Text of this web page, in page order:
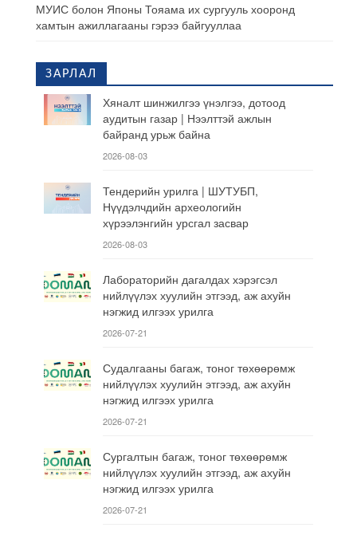
МУИС болон Японы Тояама их сургууль хооронд
хамтын ажиллагааны гэрээ байгууллаа
ЗАРЛАЛ
Хяналт шинжилгээ үнэлгээ, дотоод
аудитын газар | Нээлттэй ажлын
байранд урьж байна
2026-08-03
Тендерийн урилга | ШУТУБП,
Нүүдэлчдийн археологийн
хүрээлэнгийн урсгал засвар
2026-08-03
Лабораторийн дагалдах хэрэгсэл
нийлүүлэх хуулийн этгээд, аж ахуйн
нэгжид илгээх урилга
2026-07-21
Судалгааны багаж, тоног төхөөрөмж
нийлүүлэх хуулийн этгээд, аж ахуйн
нэгжид илгээх урилга
2026-07-21
Сургалтын багаж, тоног төхөөрөмж
нийлүүлэх хуулийн этгээд, аж ахуйн
нэгжид илгээх урилга
2026-07-21